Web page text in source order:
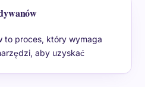
to proces, który wymaga
aby uzyskać